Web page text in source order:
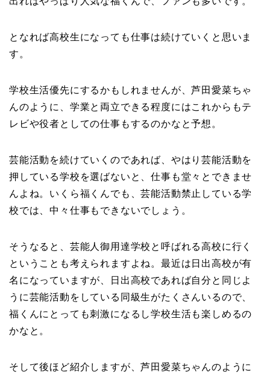
となれば高校生になっても仕事は続けていくと思いま
す。
学校生活優先にするかもしれませんが、芦田愛菜ちゃ
んのように、学業と両立できる程度にはこれからもテ
レビや役者としての仕事もするのかなと予想。
芸能活動を続けていくのであれば、やはり芸能活動を
押している学校を選ばないと、仕事も堂々とできませ
んよね。いくら福くんでも、芸能活動禁止している学
校では、中々仕事もできないでしょう。
そうなると、芸能人御用達学校と呼ばれる高校に行く
ということも考えられますよね。最近は日出高校が有
名になっていますが、日出高校であれば自分と同じよ
うに芸能活動をしている同級生がたくさんいるので、
福くんにとっても刺激になるし学校生活も楽しめるの
かなと。
そして後ほど紹介しますが、芦田愛菜ちゃんのように